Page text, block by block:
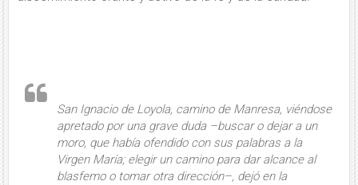
San Igna­cio de Loyola, camino de Manresa, viéndose
apretado por una grave duda –buscar o dejar a un
moro, que había ofendido con sus palabras a la
Virgen María; elegir un camino para dar alcance al
blasfemo o tomar otra dirección–, dejó en la